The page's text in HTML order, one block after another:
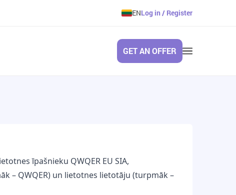
ENLog in / Register
GET AN OFFER
īpašnieku QWQER EU SIA,
– QWQER) un lietotnes lietotāju (turpmāk –